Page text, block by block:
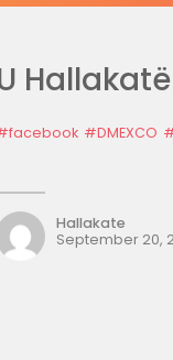
Hallakatë
#DMEXCO
Hallakate
September 20,